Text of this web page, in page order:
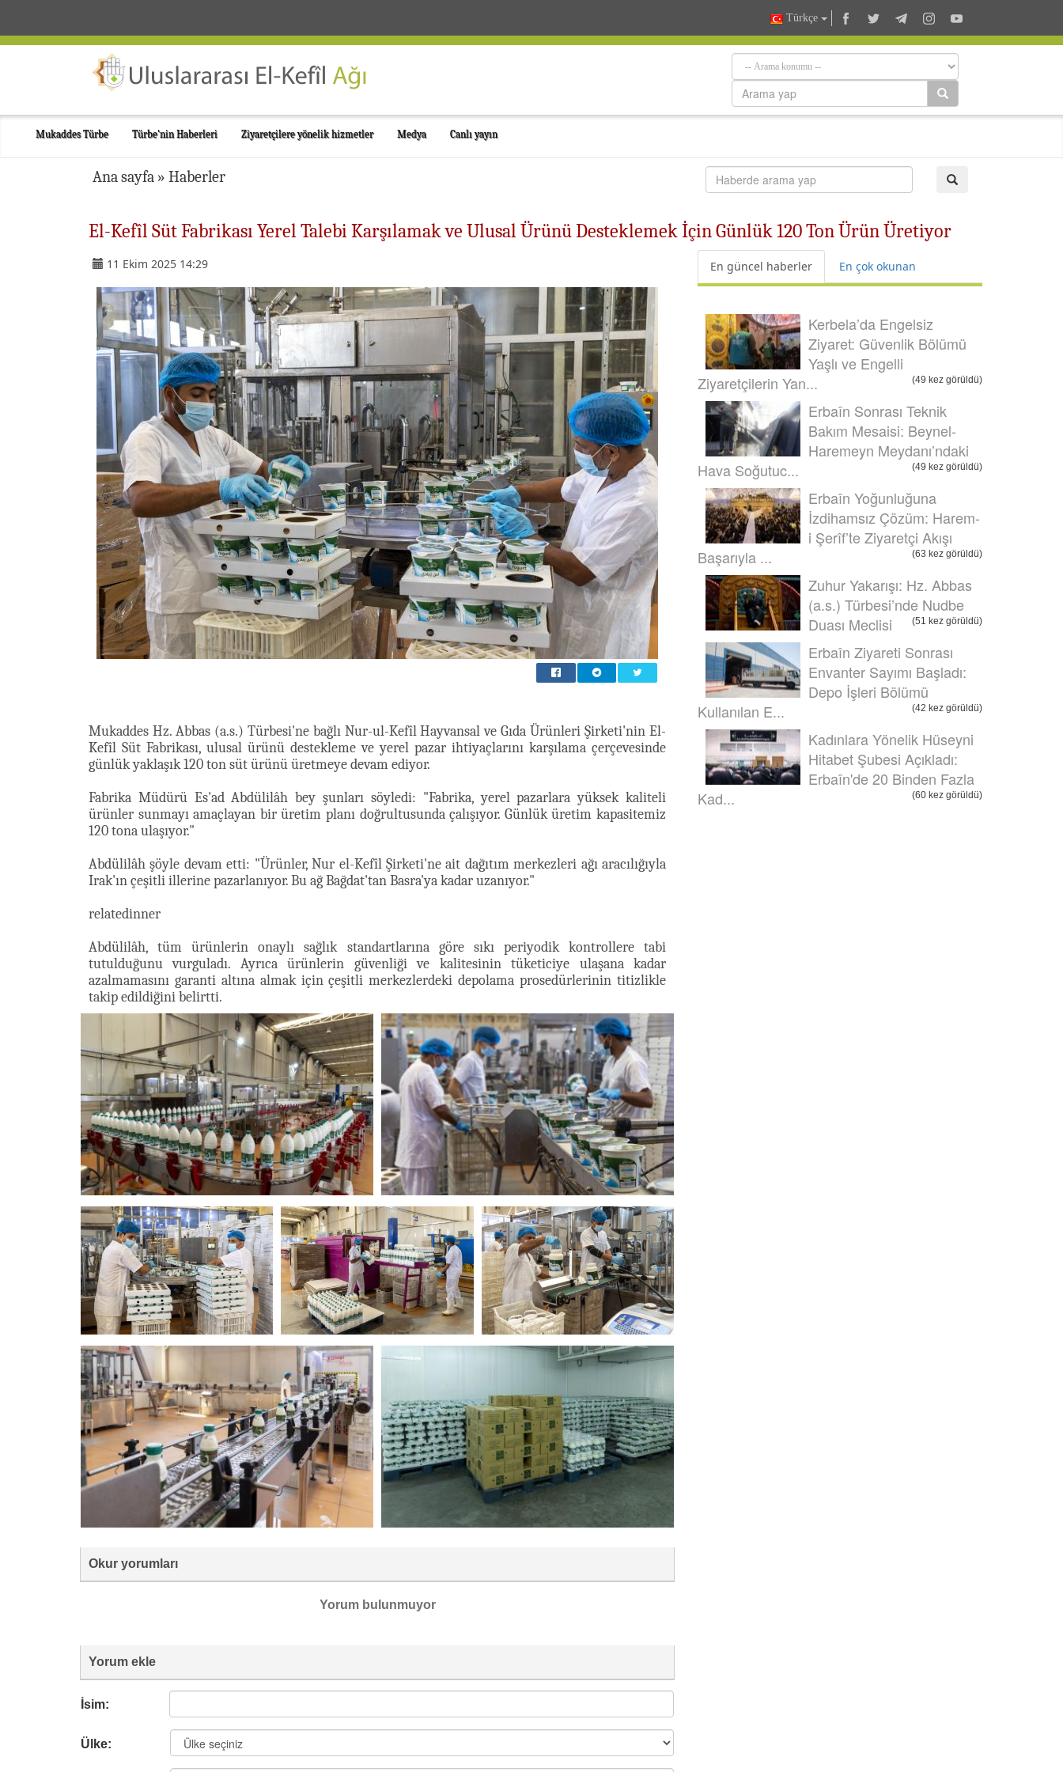
Türkçe
Mukaddes Türbe Türbe'nin Haberleri Ziyaretçilere yönelik hizmetler Medya Canlı yayın
Ana sayfa » Haberler
El-Kefîl Süt Fabrikası Yerel Talebi Karşılamak ve Ulusal Ürünü Desteklemek İçin Günlük 120 Ton Ürün Üretiyor
11 Ekim 2025 14:29
Mukaddes Hz. Abbas (a.s.) Türbesi'ne bağlı Nur-ul-Kefîl Hayvansal ve Gıda Ürünleri Şirketi'nin El-
Kefîl Süt Fabrikası, ulusal ürünü destekleme ve yerel pazar ihtiyaçlarını karşılama çerçevesinde
günlük yaklaşık 120 ton süt ürünü üretmeye devam ediyor.
Fabrika Müdürü Es'ad Abdülilâh bey şunları söyledi: "Fabrika, yerel pazarlara yüksek kaliteli
ürünler sunmayı amaçlayan bir üretim planı doğrultusunda çalışıyor. Günlük üretim kapasitemiz
120 tona ulaşıyor."
Abdülilâh şöyle devam etti: "Ürünler, Nur el-Kefîl Şirketi'ne ait dağıtım merkezleri ağı aracılığıyla
Irak'ın çeşitli illerine pazarlanıyor. Bu ağ Bağdat'tan Basra'ya kadar uzanıyor."
relatedinner
Abdülilâh, tüm ürünlerin onaylı sağlık standartlarına göre sıkı periyodik kontrollere tabi
tutulduğunu vurguladı. Ayrıca ürünlerin güvenliği ve kalitesinin tüketiciye ulaşana kadar
azalmamasını garanti altına almak için çeşitli merkezlerdeki depolama prosedürlerinin titizlikle
takip edildiğini belirtti.
Okur yorumları
Yorum bulunmuyor
Yorum ekle
İsim:
Ülke:
En güncel haberler En çok okunan
Kerbela’da Engelsiz
Ziyaret: Güvenlik Bölümü
Yaşlı ve Engelli
Ziyaretçilerin Yan...
(49 kez görüldü)
Erbaîn Sonrası Teknik
Bakım Mesaisi: Beynel-
Haremeyn Meydanı’ndaki
Hava Soğutuc...
(49 kez görüldü)
Erbaîn Yoğunluğuna
İzdihamsız Çözüm: Harem-
i Şerîf’te Ziyaretçi Akışı
Başarıyla ...
(63 kez görüldü)
Zuhur Yakarışı: Hz. Abbas
(a.s.) Türbesi’nde Nudbe
Duası Meclisi
(51 kez görüldü)
Erbaîn Ziyareti Sonrası
Envanter Sayımı Başladı:
Depo İşleri Bölümü
Kullanılan E...
(42 kez görüldü)
Kadınlara Yönelik Hüseyni
Hitabet Şubesi Açıkladı:
Erbaîn'de 20 Binden Fazla
Kad...
(60 kez görüldü)